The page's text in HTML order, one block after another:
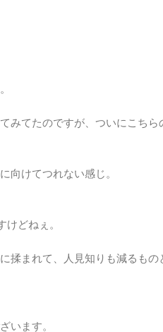
みてたのですが、ついにこちら
向けてつれない感じ。
どねぇ。
まれて、人見知りも減るもの
います。